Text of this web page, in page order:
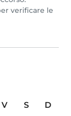
verificare le
V S
D